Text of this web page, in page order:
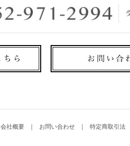
会社概要 お問い合わせ 特定商取引法